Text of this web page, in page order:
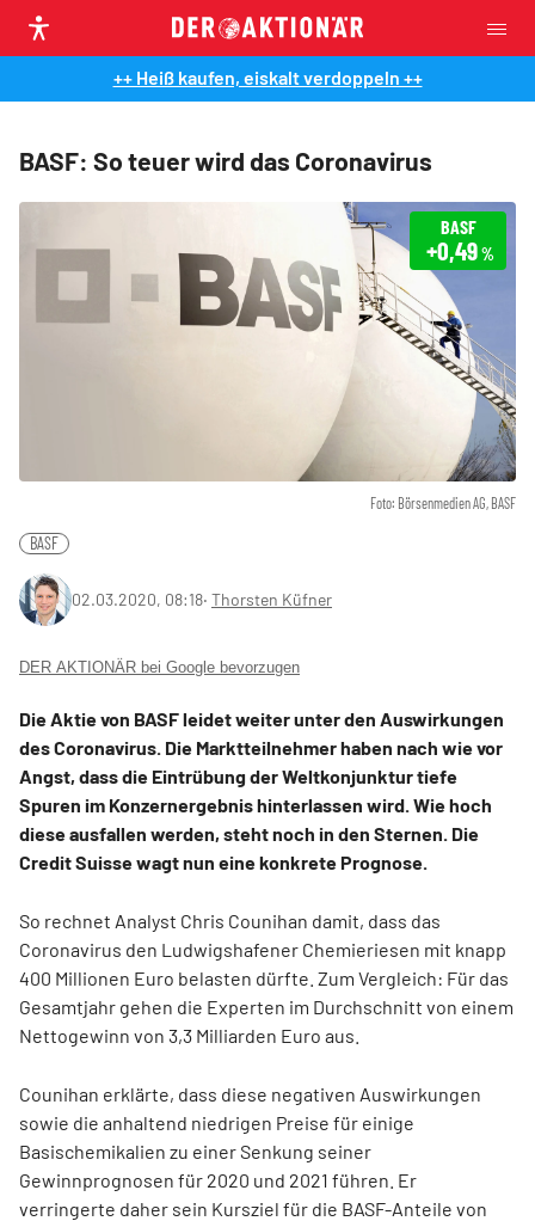
++ Heiß kaufen, eiskalt verdoppeln ++
BASF: So teuer wird das Coronavirus
Foto: Börsenmedien AG, BASF
BASF
+0,49%
BASF
02.03.2020, 08:18‧ Thorsten Küfner
DER AKTIONÄR bei Google bevorzugen
Die Aktie von BASF leidet weiter unter den Auswirkungen
des Coronavirus. Die Marktteilnehmer haben nach wie vor
Angst, dass die Eintrübung der Weltkonjunktur tiefe
Spuren im Konzernergebnis hinterlassen wird. Wie hoch
diese ausfallen werden, steht noch in den Sternen. Die
Credit Suisse wagt nun eine konkrete Prognose.
So rechnet Analyst Chris Counihan damit, dass das
Coronavirus den Ludwigshafener Chemieriesen mit knapp
400 Millionen Euro belasten dürfte. Zum Vergleich: Für das
Gesamtjahr gehen die Experten im Durchschnitt von einem
Nettogewinn von 3,3 Milliarden Euro aus.
Counihan erklärte, dass diese negativen Auswirkungen
sowie die anhaltend niedrigen Preise für einige
Basischemikalien zu einer Senkung seiner
Gewinnprognosen für 2020 und 2021 führen. Er
verringerte daher sein Kursziel für die BASF-Anteile von